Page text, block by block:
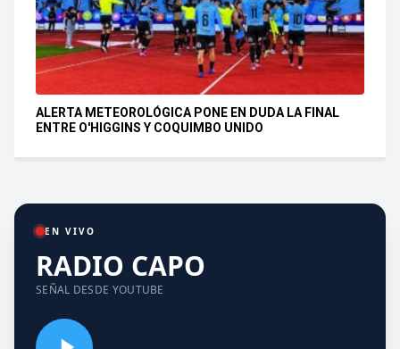
ALERTA METEOROLÓGICA PONE EN DUDA LA FINAL
ENTRE O'HIGGINS Y COQUIMBO UNIDO
EN VIVO
RADIO CAPO
SEÑAL DESDE YOUTUBE